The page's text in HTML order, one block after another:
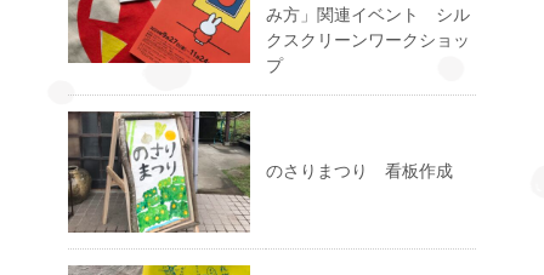
み方」関連イベント シル
クスクリーンワークショッ
プ
のさりまつり 看板作成